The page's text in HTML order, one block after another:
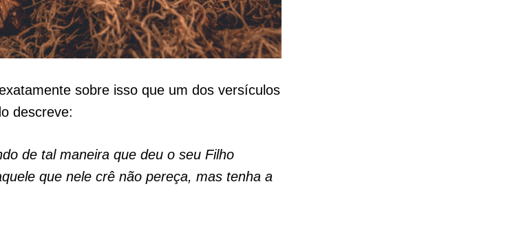
sobre isso que um dos versículos
descreve:
de tal maneira que deu o seu Filho
que nele crê não pereça, mas tenha a